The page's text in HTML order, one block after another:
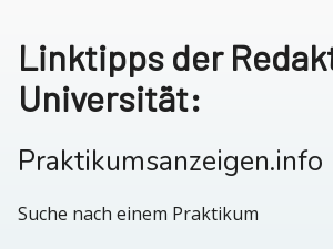
Linktipps der
Universität:
Praktikumsanzeigen.info
Suche nach einem Praktikum